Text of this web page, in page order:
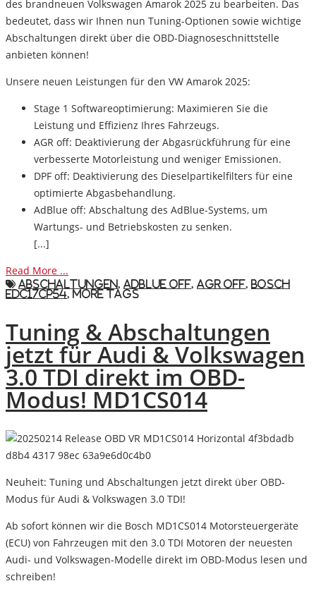
des brandneuen Volkswagen Amarok 2025 zu bearbeiten. Das
bedeutet, dass wir Ihnen nun Tuning-Optionen sowie wichtige
Abschaltungen direkt über die OBD-Diagnoseschnittstelle
anbieten können!
Unsere neuen Leistungen für den VW Amarok 2025:
Stage 1 Softwareoptimierung: Maximieren Sie die
Leistung und Effizienz Ihres Fahrzeugs.
AGR off: Deaktivierung der Abgasrückführung für eine
verbesserte Motorleistung und weniger Emissionen.
DPF off: Deaktivierung des Dieselpartikelfilters für eine
optimierte Abgasbehandlung.
AdBlue off: Abschaltung des AdBlue-Systems, um
Wartungs- und Betriebskosten zu senken.
[...]
Read More ...
Abschaltungen AdBlue Off AGR Off
Bosch
EDC17CP54
More Tags
Tuning & Abschaltungen
jetzt für Audi & Volkswagen
3.0 TDI direkt im OBD-
Modus! MD1CS014
Neuheit: Tuning und Abschaltungen jetzt direkt über OBD-
Modus für Audi & Volkswagen 3.0 TDI!
Ab sofort können wir die Bosch MD1CS014 Motorsteuergeräte
(ECU) von Fahrzeugen mit den 3.0 TDI Motoren der neuesten
Audi- und Volkswagen-Modelle direkt im OBD-Modus lesen und
schreiben!